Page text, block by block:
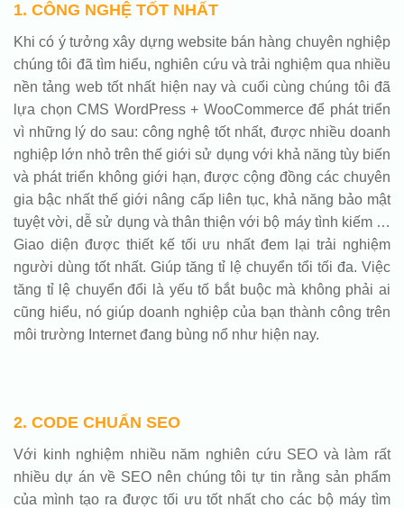
1. CÔNG NGHỆ TỐT NHẤT
Khi có ý tưởng xây dựng website bán hàng chuyên nghiệp
chúng tôi đã tìm hiểu, nghiên cứu và trải nghiệm qua nhiều
nền tảng web tốt nhất hiện nay và cuối cùng chúng tôi đã
lựa chọn CMS WordPress + WooCommerce để phát triển
vì những lý do sau: công nghệ tốt nhất, được nhiều doanh
nghiệp lớn nhỏ trên thế giới sử dụng với khả năng tùy biến
và phát triển không giới hạn, được cộng đồng các chuyên
gia bậc nhất thế giới nâng cấp liên tục, khả năng bảo mật
tuyệt vời, dễ sử dụng và thân thiện với bộ máy tình kiếm …
Giao diện được thiết kế tối ưu nhất đem lại trải nghiệm
người dùng tốt nhất. Giúp tăng tỉ lệ chuyển tổi tối đa. Việc
tăng tỉ lệ chuyển đổi là yếu tố bắt buộc mà không phải ai
cũng hiểu, nó giúp doanh nghiệp của bạn thành công trên
môi trường Internet đang bùng nổ như hiện nay.
2. CODE CHUẨN SEO
Với kinh nghiệm nhiều năm nghiên cứu SEO và làm rất
nhiều dự án về SEO nên chúng tôi tự tin rằng sản phẩm
của mình tạo ra được tối ưu tốt nhất cho các bộ máy tìm